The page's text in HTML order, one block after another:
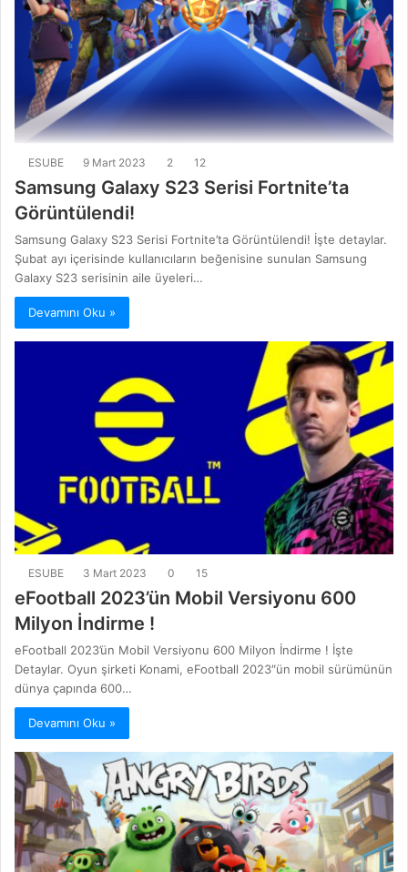
ESUBE 9 Mart 2023 2 12
Samsung Galaxy S23 Serisi Fortnite’ta
Görüntülendi!
Samsung Galaxy S23 Serisi Fortnite’ta Görüntülendi! İşte detaylar.
Şubat ayı içerisinde kullanıcıların beğenisine sunulan Samsung
Galaxy S23 serisinin aile üyeleri…
Devamını Oku »
ESUBE 3 Mart 2023 0 15
eFootball 2023’ün Mobil Versiyonu 600
Milyon İndirme !
eFootball 2023’ün Mobil Versiyonu 600 Milyon İndirme ! İşte
Detaylar. Oyun şirketi Konami, eFootball 2023″ün mobil sürümünün
dünya çapında 600…
Devamını Oku »